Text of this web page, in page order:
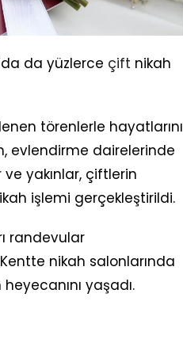
da yüzlerce çift nikah
törenlerle hayatlarını
evlendirme dairelerinde
yakınlar, çiftlerin
işlemi gerçekleştirildi.
randevular
nikah salonlarında
yaşadı.